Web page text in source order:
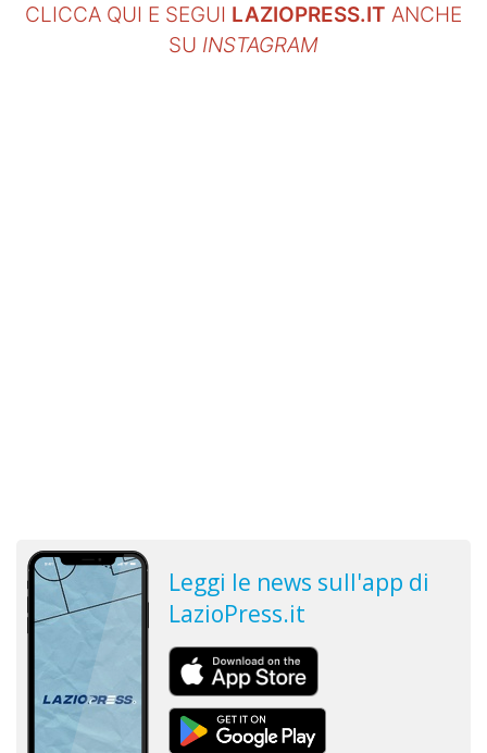
CLICCA QUI E SEGUI LAZIOPRESS.IT ANCHE
SU INSTAGRAM